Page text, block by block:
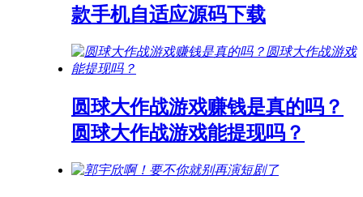
款手机自适应源码下载
圆球大作战游戏赚钱是真的吗？
圆球大作战游戏能提现吗？